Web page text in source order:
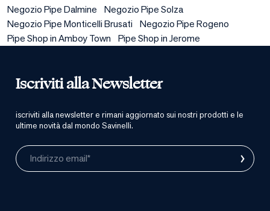
Negozio Pipe Dalmine
Negozio Pipe Solza
Negozio Pipe Monticelli Brusati
Negozio Pipe Rogeno
Pipe Shop in Amboy Town
Pipe Shop in Jerome
Iscriviti alla Newsletter
iscriviti alla newsletter e rimani aggiornato sui nostri prodotti e le
ultime novità dal mondo Savinelli.
Indirizzo email* ›